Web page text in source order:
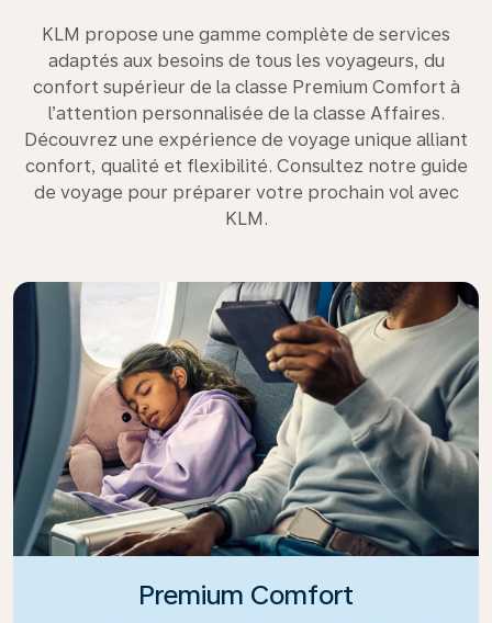
KLM propose une gamme complète de services
adaptés aux besoins de tous les voyageurs, du
confort supérieur de la classe Premium Comfort à
l’attention personnalisée de la classe Affaires.
Découvrez une expérience de voyage unique alliant
confort, qualité et flexibilité. Consultez notre guide
de voyage pour préparer votre prochain vol avec
KLM.
Premium Comfort